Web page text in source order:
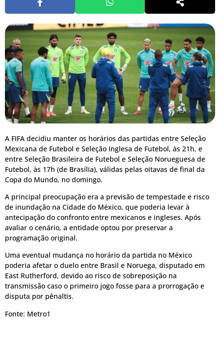
A FIFA decidiu manter os horários das partidas entre Seleção
Mexicana de Futebol e Seleção Inglesa de Futebol, às 21h, e
entre Seleção Brasileira de Futebol e Seleção Norueguesa de
Futebol, às 17h (de Brasília), válidas pelas oitavas de final da
Copa do Mundo, no domingo.
A principal preocupação era a previsão de tempestade e risco
de inundação na Cidade do México, que poderia levar à
antecipação do confronto entre mexicanos e ingleses. Após
avaliar o cenário, a entidade optou por preservar a
programação original.
Uma eventual mudança no horário da partida no México
poderia afetar o duelo entre Brasil e Noruega, disputado em
East Rutherford, devido ao risco de sobreposição na
transmissão caso o primeiro jogo fosse para a prorrogação e
disputa por pênaltis.
Fonte: Metro1